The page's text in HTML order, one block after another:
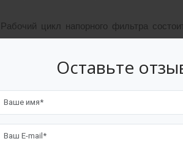
Оставьте
Рабочий цикл напорного фильтра
промывка. (На установках подготовки
системой прямой промывки.)
Периодичность и продолжительность
Фильтрование проводится в